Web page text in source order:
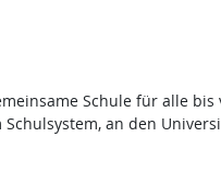
Schule für alle
an den